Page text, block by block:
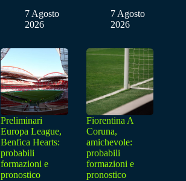
7 Agosto
2026
7 Agosto
2026
Preliminari
Europa League,
Benfica Hearts:
probabili
formazioni e
pronostico
Fiorentina A
Coruna,
amichevole:
probabili
formazioni e
pronostico